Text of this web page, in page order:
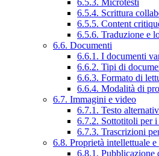
6.5.3. Microtesti
6.5.4. Scrittura
6.5.5. Content
6.5.6. Traduzione e
6.6. Documenti
6.6.1. I documenti
6.6.2. Tipi di
6.6.3. Formato di
6.6.4. Modalità di
6.7. Immagini e video
6.7.1. Testo
6.7.2. Sottotitoli per
6.7.3. Trascrizioni
6.8. Proprietà intellettuale
6.8.1. Pubblicazione